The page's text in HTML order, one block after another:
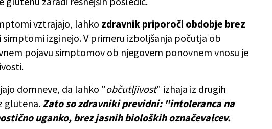
vztrajajo, lahko zdravnik priporoči obdobje brez
simptomi izginejo. V primeru izboljšanja počutja ob
pojavu simptomov ob njegovem ponovnem vnosu je
domneve, da lahko "občutljivost" izhaja iz drugih
glutena. Zato so zdravniki previdni: "intoleranca na
uganko, brez jasnih bioloških označevalcev.